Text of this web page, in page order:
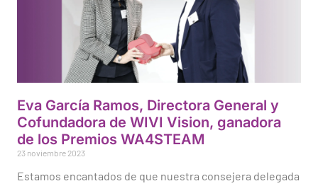
Eva García Ramos, Directora General y
Cofundadora de WIVI Vision, ganadora
de los Premios WA4STEAM
23 noviembre 2023
Estamos encantados de que nuestra consejera delegada